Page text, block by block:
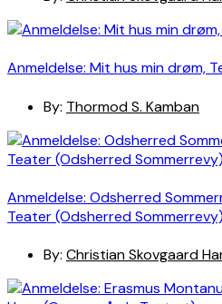
Anmeldelse: Mit hus min drøm,
By: Thormod S. Kamban
Anmeldelse: Odsherred
Teater (Odsherred Sommerrevy)
By: Christian Skovgaard